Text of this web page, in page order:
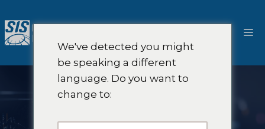
do
treści
We've detected you might
be speaking a different
language. Do you want to
change to: